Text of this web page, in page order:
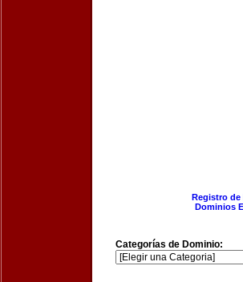
Registro de
Dominios
Categorías de Dominio: